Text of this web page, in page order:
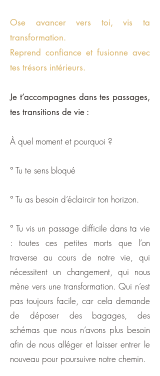
Ose avancer vers toi, vis ta
transformation.
Reprend confiance et fusionne avec
tes trésors intérieurs.
Je t’accompagnes dans tes passages,
tes transitions de vie :
À quel moment et pourquoi ?
° Tu te sens bloqué
° Tu as besoin d’éclaircir ton horizon.
° Tu vis un passage difficile dans ta vie
: toutes ces petites morts que l’on
traverse au cours de notre vie, qui
nécessitent un changement, qui nous
mène vers une transformation. Qui n’est
pas toujours facile, car cela demande
de déposer des bagages, des
schémas que nous n’avons plus besoin
afin de nous alléger et laisser entrer le
nouveau pour poursuivre notre chemin.